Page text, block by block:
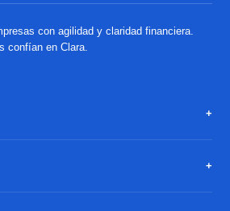
con agilidad y claridad financiera.
confían en Clara.